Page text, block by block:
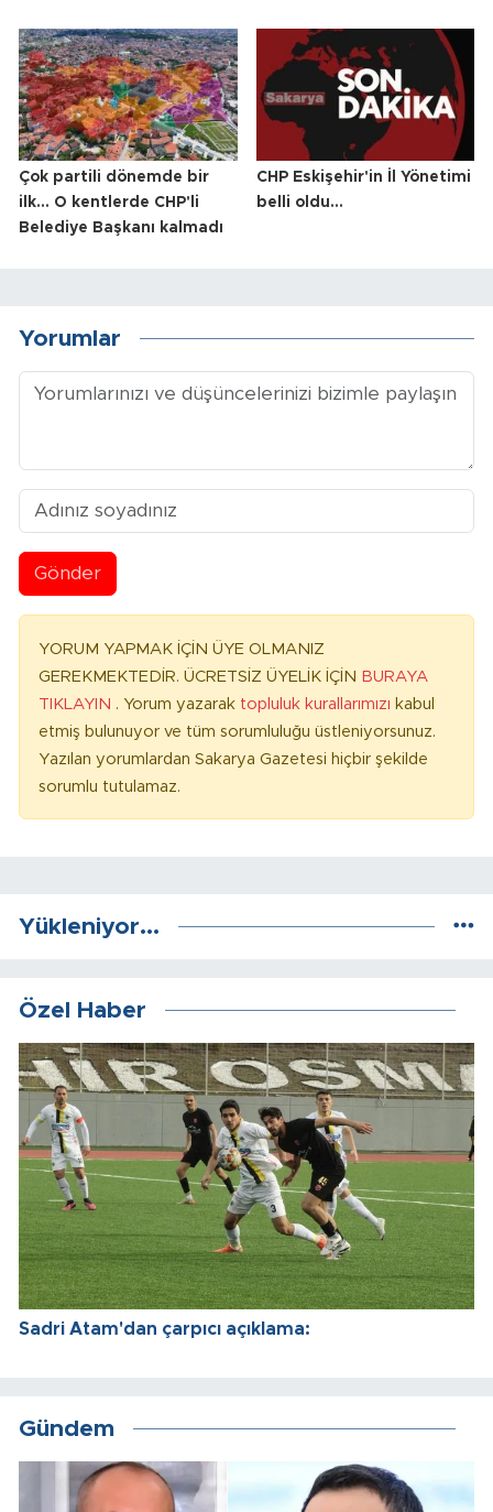
Çok partili dönemde bir
ilk... O kentlerde CHP'li
Belediye Başkanı kalmadı
CHP Eskişehir'in İl Yönetimi
belli oldu...
Yorumlar
Gönder
YORUM YAPMAK İÇİN ÜYE OLMANIZ
GEREKMEKTEDİR. ÜCRETSİZ ÜYELİK İÇİN BURAYA
TIKLAYIN . Yorum yazarak topluluk kurallarımızı kabul
etmiş bulunuyor ve tüm sorumluluğu üstleniyorsunuz.
Yazılan yorumlardan Sakarya Gazetesi hiçbir şekilde
sorumlu tutulamaz.
Yükleniyor...
Özel Haber
Sadri Atam'dan çarpıcı açıklama:
Gündem